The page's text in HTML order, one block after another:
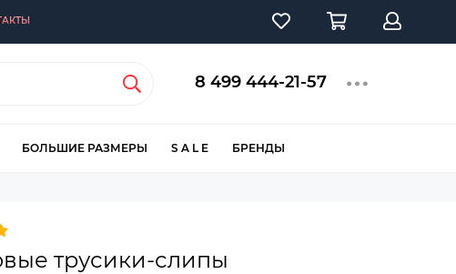
8 499 444-21-57
БОЛЬШИЕ РАЗМЕРЫ S A L E БРЕНДЫ
трусики-слипы